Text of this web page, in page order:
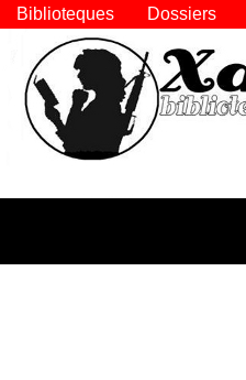
Biblioteques Dossiers